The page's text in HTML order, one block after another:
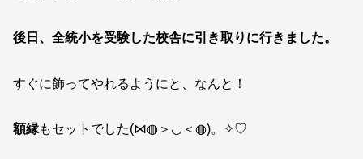
後日、全統小を受験した校舎に引き取りに行きました。
すぐに飾ってやれるようにと、なんと！
額縁もセットでした(⋈◍＞◡＜◍)。✧♡